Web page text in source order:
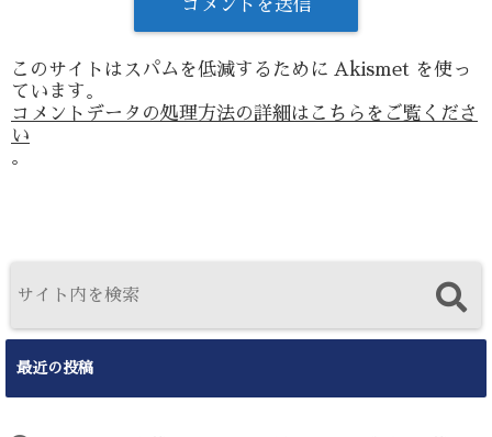
このサイトはスパムを低減するために Akismet を使っ
ています。
コメントデータの処理方法の詳細はこちらをご覧くださ
い
。
最近の投稿